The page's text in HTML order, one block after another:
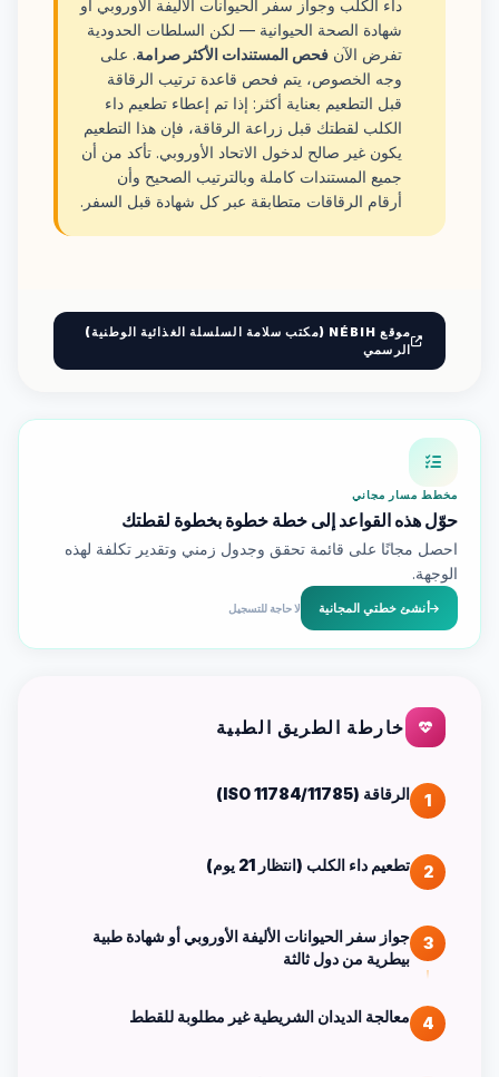
داء الكلب وجواز سفر الحيوانات الأليفة الأوروبي أو
شهادة الصحة الحيوانية — لكن السلطات الحدودية
تفرض الآن فحص المستندات الأكثر صرامة. على
وجه الخصوص، يتم فحص قاعدة ترتيب الرقاقة
قبل التطعيم بعناية أكثر: إذا تم إعطاء تطعيم داء
الكلب لقطتك قبل زراعة الرقاقة، فإن هذا التطعيم
يكون غير صالح لدخول الاتحاد الأوروبي. تأكد من أن
جميع المستندات كاملة وبالترتيب الصحيح وأن
أرقام الرقاقات متطابقة عبر كل شهادة قبل السفر.
موقع NÉBIH (مكتب سلامة السلسلة الغذائية الوطنية)
الرسمي
مخطط مسار مجاني
حوّل هذه القواعد إلى خطة خطوة بخطوة لقطتك
احصل مجانًا على قائمة تحقق وجدول زمني وتقدير تكلفة لهذه
الوجهة.
أنشئ خطتي المجانية لا حاجة للتسجيل
خارطة الطريق الطبية
1 الرقاقة (ISO 11784/11785)
2 تطعيم داء الكلب (انتظار 21 يوم)
3
جواز سفر الحيوانات الأليفة الأوروبي أو شهادة طبية
بيطرية من دول ثالثة
4 معالجة الديدان الشريطية غير مطلوبة للقطط